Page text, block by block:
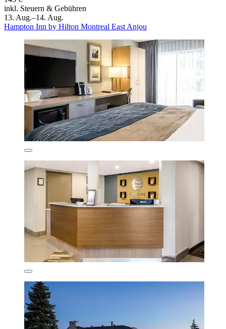
inkl. Steuern & Gebühren
13. Aug.–14. Aug.
Hampton Inn by Hilton Montreal East Anjou